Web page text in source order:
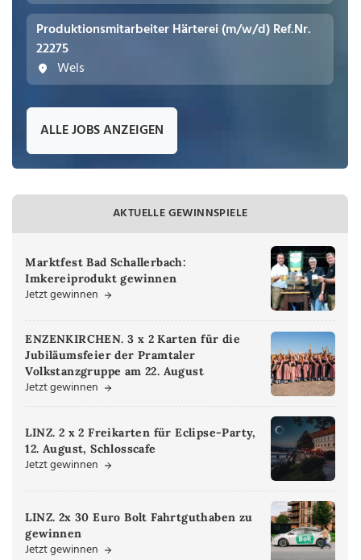
Produktionsmitarbeiter Härterei (m/w/d) Ref.Nr.
22275
Wels
ALLE JOBS ANZEIGEN
AKTUELLE GEWINNSPIELE
Marktfest Bad Schallerbach:
Imkereiprodukt gewinnen
Jetzt gewinnen
ENZENKIRCHEN. 3 x 2 Karten für die
Jubiläumsfeier der Pramtaler
Volkstanzgruppe am 22. August
Jetzt gewinnen
LINZ. 2 x 2 Freikarten für Eclipse-Party,
12. August, Schlosscafe
Jetzt gewinnen
LINZ. 2x 30 Euro Bolt Fahrtguthaben zu
gewinnen
Jetzt gewinnen